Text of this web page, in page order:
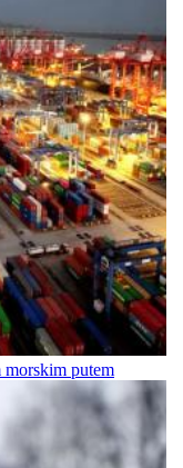
putem